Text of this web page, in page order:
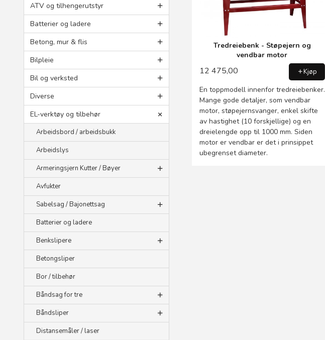
ATV og tilhengerutstyr
Batterier og ladere
Betong, mur & flis
Bilpleie
Bil og verksted
Diverse
EL-verktøy og tilbehør
Arbeidsbord / arbeidsbukk
Arbeidslys
Armeringsjern Kutter / Bøyer
Avfukter
Sabelsag / Bajonettsag
Batterier og ladere
Benkslipere
Betongsliper
Bor / tilbehør
Båndsag for tre
Båndsliper
Distansemåler / laser
Tredreiebenk - Støpejern og
vendbar motor
12 475,00 Kjøp
En toppmodell innenfor tredreiebenker.
Mange gode detaljer, som vendbar
motor, støpejernsvanger, enkel skifte
av hastighet (10 forskjellige) og en
dreielengde opp til 1000 mm. Siden
motor er vendbar er det i prinsippet
ubegrenset diameter.